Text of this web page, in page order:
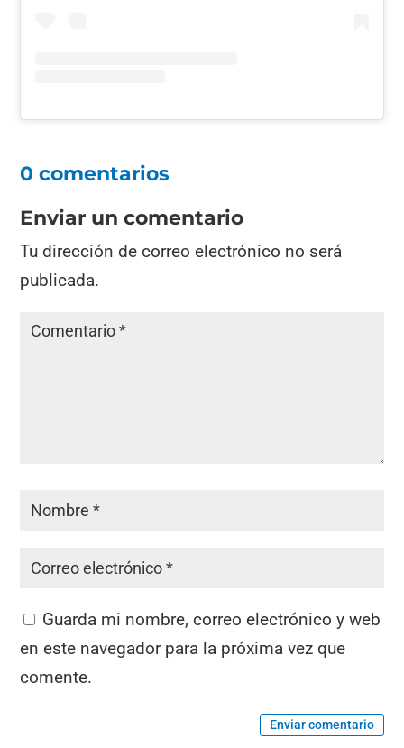
0 comentarios
Enviar un comentario
Tu dirección de correo electrónico no será
publicada.
Guarda mi nombre, correo electrónico y web
en este navegador para la próxima vez que
comente.
Enviar comentario